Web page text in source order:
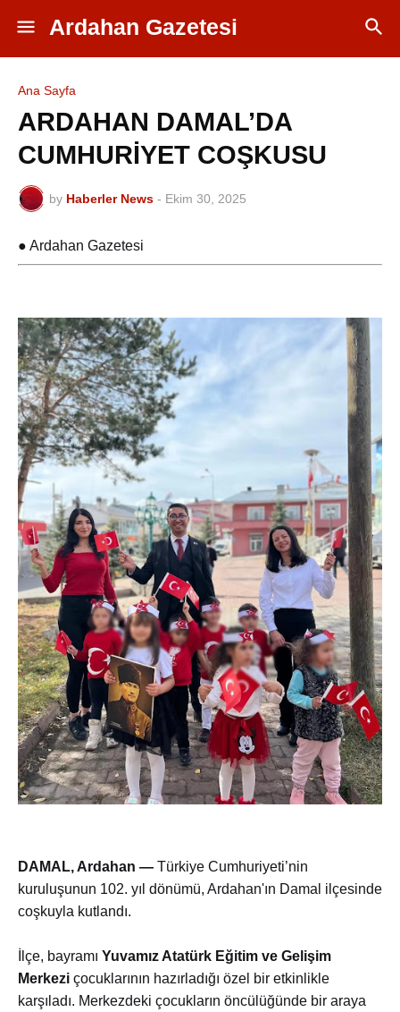
Ardahan Gazetesi
Ana Sayfa
ARDAHAN DAMAL’DA
CUMHURİYET COŞKUSU
by Haberler News - Ekim 30, 2025
● Ardahan Gazetesi
DAMAL, Ardahan — Türkiye Cumhuriyeti’nin
kuruluşunun 102. yıl dönümü, Ardahan'ın Damal ilçesinde
coşkuyla kutlandı.
İlçe, bayramı Yuvamız Atatürk Eğitim ve Gelişim
Merkezi çocuklarının hazırladığı özel bir etkinlikle
karşıladı. Merkezdeki çocukların öncülüğünde bir araya